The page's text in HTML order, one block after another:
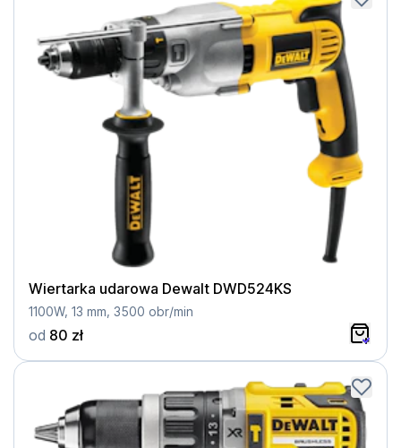
Wiertarka udarowa Dewalt DWD524KS
1100W, 13 mm, 3500 obr/min
od 80 zł